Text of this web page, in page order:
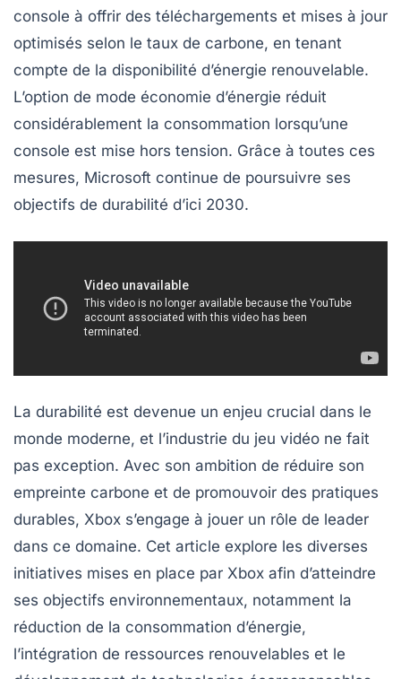
console à offrir des téléchargements et mises à jour
optimisés selon le taux de carbone, en tenant
compte de la disponibilité d’énergie renouvelable.
L’option de mode économie d’énergie réduit
considérablement la consommation lorsqu’une
console est mise hors tension. Grâce à toutes ces
mesures, Microsoft continue de poursuivre ses
objectifs de durabilité d’ici 2030.
La durabilité est devenue un enjeu crucial dans le
monde moderne, et l’industrie du jeu vidéo ne fait
pas exception. Avec son ambition de réduire son
empreinte carbone et de promouvoir des pratiques
durables, Xbox s’engage à jouer un rôle de leader
dans ce domaine. Cet article explore les diverses
initiatives mises en place par Xbox afin d’atteindre
ses objectifs environnementaux, notamment la
réduction de la consommation d’énergie,
l’intégration de ressources renouvelables et le